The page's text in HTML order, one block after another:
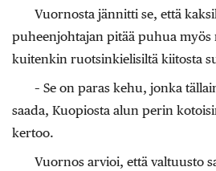
Vuornosta jännitti se, että
puheenjohtajan pitää puhua myös
kuitenkin ruotsinkielisiltä kiitosta
– Se on paras kehu, jonka
saada, Kuopiosta alun perin
kertoo.
Vuornos arvioi, että valtuusto